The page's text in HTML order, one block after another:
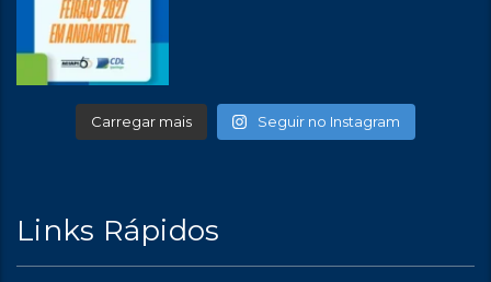
Carregar mais Seguir no Instagram
Links Rápidos